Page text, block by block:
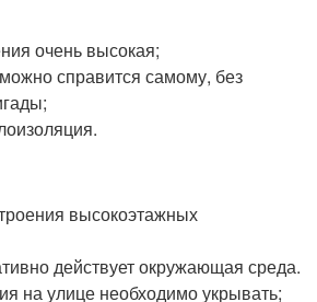
очень высокая;
справится самому, без
высокоэтажных
действует окружающая среда.
на улице необходимо укрывать;